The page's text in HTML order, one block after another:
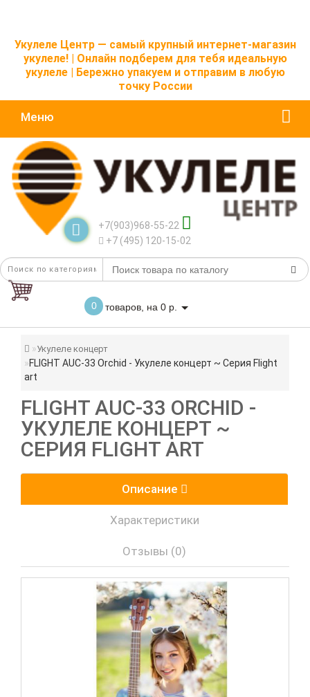
Укулеле Центр — самый крупный интернет-магазин
укулеле! | Онлайн подберем для тебя идеальную
укулеле | Бережно упакуем и отправим в любую
точку России
Меню
+7(903)968-55-22
+7 (495) 120-15-02
0 товаров, на 0 р.
Укулеле концерт
FLIGHT AUC-33 Orchid - Укулеле концерт ~ Серия Flight
art
FLIGHT AUC-33 ORCHID -
УКУЛЕЛЕ КОНЦЕРТ ~
СЕРИЯ FLIGHT ART
Описание
Характеристики
Отзывы (0)